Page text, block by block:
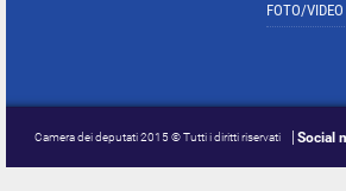
FOTO/VIDEO
Camera dei deputati 2015 © Tutti i diritti riservati Social